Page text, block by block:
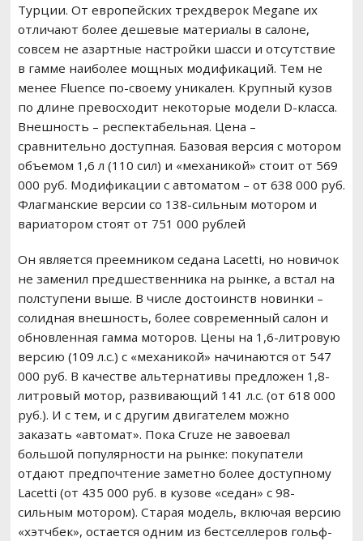
Турции. От европейских трехдверок Megane их
отличают более дешевые материалы в салоне,
совсем не азартные настройки шасси и отсутствие
в гамме наиболее мощных модификаций. Тем не
менее Fluence по-своему уникален. Крупный кузов
по длине превосходит некоторые модели D-класса.
Внешность – респектабельная. Цена –
сравнительно доступная. Базовая версия с мотором
объемом 1,6 л (110 сил) и «механикой» стоит от 569
000 руб. Модификации с автоматом – от 638 000 руб.
Флагманские версии со 138-сильным мотором и
вариатором стоят от 751 000 рублей
Он является преемником седана Lacetti, но новичок
не заменил предшественника на рынке, а встал на
полступени выше. В числе достоинств новинки –
солидная внешность, более современный салон и
обновленная гамма моторов. Цены на 1,6-литровую
версию (109 л.с.) с «механикой» начинаются от 547
000 руб. В качестве альтернативы предложен 1,8-
литровый мотор, развивающий 141 л.с. (от 618 000
руб.). И с тем, и с другим двигателем можно
заказать «автомат». Пока Cruze не завоевал
большой популярности на рынке: покупатели
отдают предпочтение заметно более доступному
Lacetti (от 435 000 руб. в кузове «седан» с 98-
сильным мотором). Старая модель, включая версию
«хэтчбек», остается одним из бестселлеров гольф-